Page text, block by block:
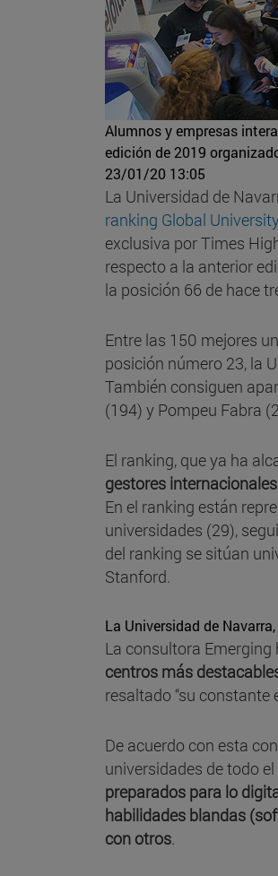
Alumnos y empresas
edición de 2019
23/01/20 13:05
La Universidad de
ranking Global
exclusiva por Times
respecto a la anterior
la posición 66 de hace
Entre las 150 mejores
posición número 23, la
También consiguen
(194) y Pompeu Fabra
El ranking, que ya ha
gestores
En el ranking están
universidades (29),
del ranking se sitúan
Stanford.
La Universidad de
La consultora
centros más
resaltado “su constante
De acuerdo con esta
universidades de todo
preparados para lo
habilidades blandas
con otros.